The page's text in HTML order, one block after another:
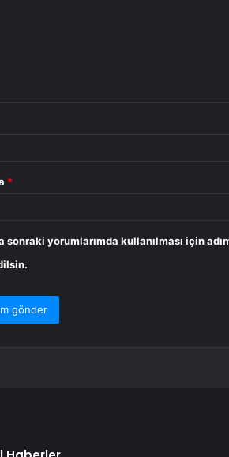
*
sonraki yorumlarımda kullanılması için